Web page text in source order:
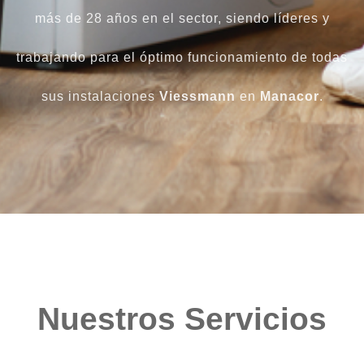
más de 28 años en el sector, siendo líderes y
trabajando para el óptimo funcionamiento de todas
sus instalaciones Viessmann en Manacor.
Nuestros Servicios